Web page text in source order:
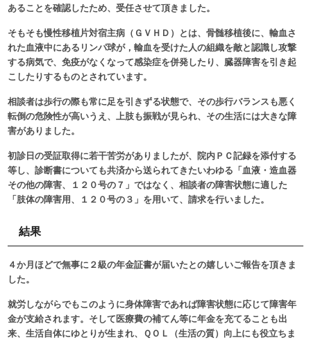
あることを確認したため、受任させて頂きました。
そもそも慢性移植片対宿主病（ＧＶＨＤ）とは、骨髄移植後に、輸血さ
れた血液中にあるリンパ球が，輸血を受けた人の組織を敵と認識し攻撃
する病気で、免疫がなくなって感染症を併発したり、臓器障害を引き起
こしたりするものとされています。
相談者は歩行の際も常に足を引きずる状態で、その歩行バランスも悪く
転倒の危険性が高いうえ、上肢も振戦が見られ、その生活には大きな障
害がありました。
初診日の受証取得に若干苦労がありましたが、院内ＰＣ記録を添付する
等し、診断書についても共済から送られてきたいわゆる「血液・造血器
その他の障害、１２０号の７」ではなく、相談者の障害状態に適した
「肢体の障害用、１２０号の３」を用いて、請求を行いました。
結果
４か月ほどで無事に２級の年金証書が届いたとの嬉しいご報告を頂きま
した。
就労しながらでもこのように身体障害であれば障害状態に応じて障害年
金が支給されます。そして医療費の補てん等に年金を充てることも出
来、生活自体にゆとりが生まれ、ＱＯＬ（生活の質）向上にも役立ちま